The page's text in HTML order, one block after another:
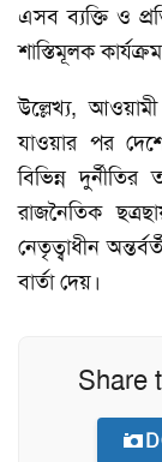
এসব ব্যক্তি ও
শাস্তিমূলক
উল্লেখ্য,
যাওয়ার পর
বিভিন্ন
রাজনৈতিক
নেতৃত্বাধীন
বার্তা দেয়।
Share